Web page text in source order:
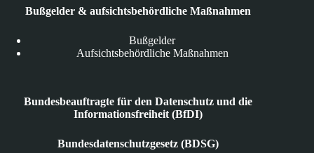
Bußgelder & aufsichtsbehördliche Maßnahmen
Bußgelder
Aufsichtsbehördliche Maßnahmen
Bundesbeauftragte für den Datenschutz und die
Informationsfreiheit (BfDI)
Bundesdatenschutzgesetz (BDSG)